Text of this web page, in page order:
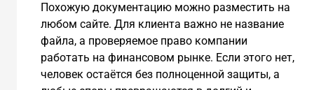
Похожую документацию можно разместить на
любом сайте. Для клиента важно не название
файла, а проверяемое право компании
работать на финансовом рынке. Если этого нет,
человек остаётся без полноценной защиты, а